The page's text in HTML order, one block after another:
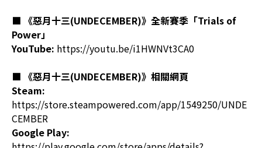
■ 《惡月十三(UNDECEMBER)》 全新賽季「Trials of
Power」
YouTube: https://youtu.be/i1HWNVt3CA0
■ 《惡月十三(UNDECEMBER)》 相關網頁
Steam:
https://store.steampowered.com/app/1549250/UNDE
CEMBER
Google Play: